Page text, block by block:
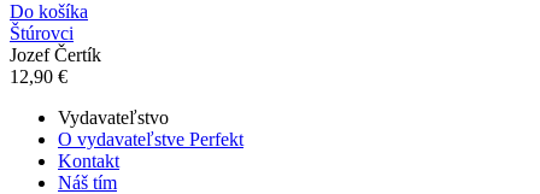
Do košíka
Štúrovci
Jozef Čertík
12,90 €
Vydavateľstvo
O vydavateľstve Perfekt
Kontakt
Náš tím